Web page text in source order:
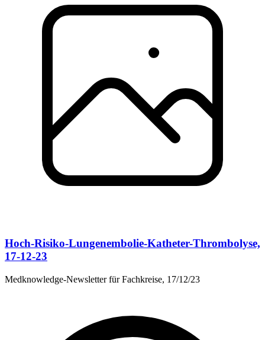
Hoch-Risiko-Lungenembolie-Katheter-Thrombolyse,
17-12-23
Medknowledge-Newsletter für Fachkreise, 17/12/23